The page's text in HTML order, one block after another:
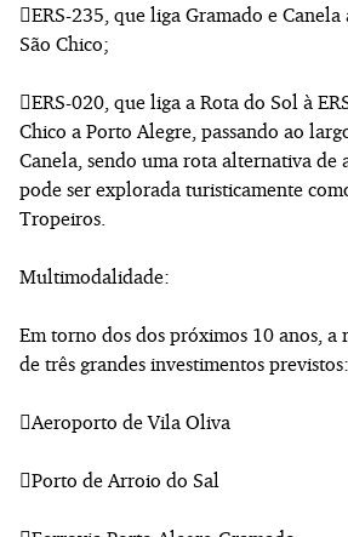
ERS-235, que liga Gramado e
São Chico;
ERS-020, que liga a Rota do Sol à
Chico a Porto Alegre, passando ao
Canela, sendo uma rota alternativa de
pode ser explorada turisticamente
Tropeiros.
Multimodalidade:
Em torno dos dos próximos 10 anos, a
de três grandes investimentos previstos:
Aeroporto de Vila Oliva
Porto de Arroio do Sal